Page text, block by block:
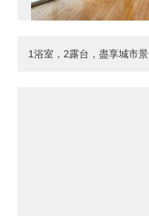
1浴室，2露台，盡享城市景